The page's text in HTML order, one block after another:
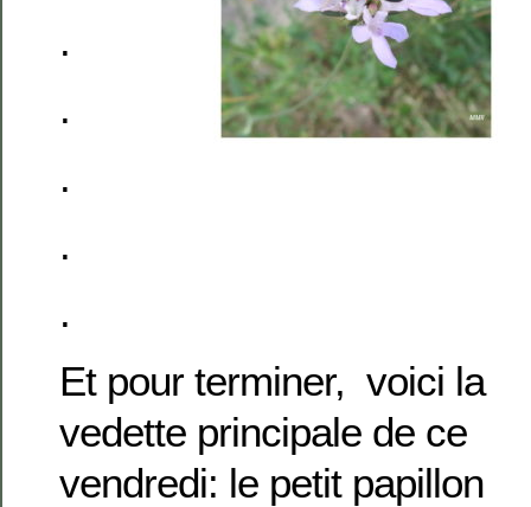
.
.
.
.
.
Et pour terminer, voici la
vedette principale de ce
vendredi: le petit papillon